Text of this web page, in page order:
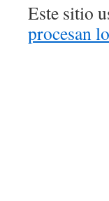
Este sitio
procesan